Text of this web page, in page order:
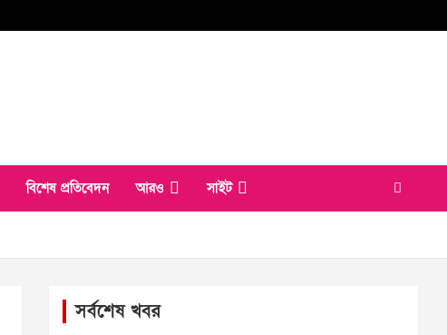
বিশেষ প্রতিবেদন আরও সাইট
সর্বশেষ খবর